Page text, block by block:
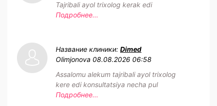
Tajribali ayol trixolog kerak edi
Подробнее...
Название клиники: Dimed
Olimjonova 08.08.2026 06:58
Assalomu alekum tajribali ayol trixolog
kere edi konsultatsiya necha pul
Подробнее...